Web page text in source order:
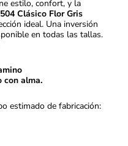
estilo, confort, y la
504 Clásico Flor Gris
ideal. Una inversión
en todas las tallas.
con alma.
estimado de fabricación: